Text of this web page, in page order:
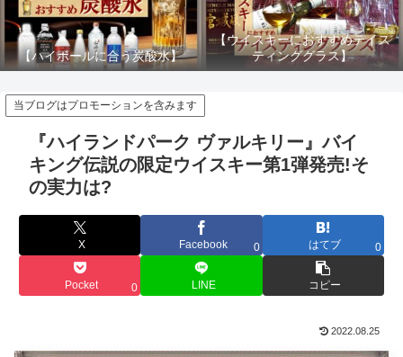
【ハイボールに合う炭酸水】
【ウイスキーにおすすめテイス
ティンググラス】
当ブログはプロモーションを含みます
『ハイランドパーク ヴァルキリー』バイ
キング伝説の限定ウイスキー第1弾発売!そ
の実力は?
X Facebook 0 はてブ 0
Pocket 0 LINE コピー
2022.08.25